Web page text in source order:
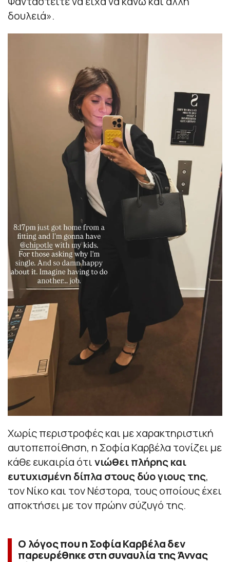
δουλειά».
Χωρίς περιστροφές και με χαρακτηριστική
αυτοπεποίθηση, η Σοφία Καρβέλα τονίζει με
κάθε ευκαιρία ότινιώθει πλήρης και
ευτυχισμένη δίπλα στους δύο γιους της,
τον Νίκο και τον Νέστορα, τους οποίους έχει
αποκτήσει με τον πρώην σύζυγό της.
O λόγος που η Σοφία Καρβέλα δεν
παρευρέθηκε στη συναυλία της Άννας